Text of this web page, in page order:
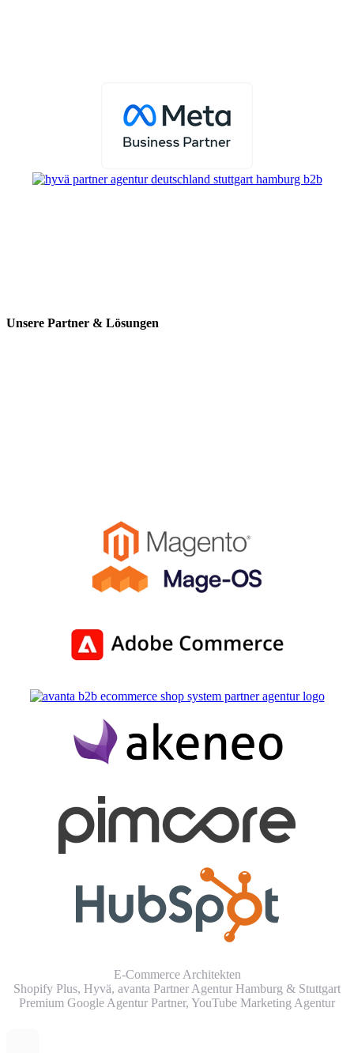
Unsere Partner & Lösungen
E-Commerce Architekten
Shopify Plus, Hyvä, avanta Partner Agentur Hamburg & Stuttgart
Premium Google Agentur Partner, YouTube Marketing Agentur